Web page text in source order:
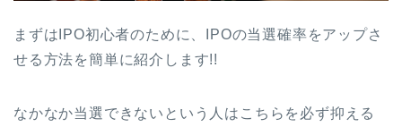
まずはIPO初心者のために、IPOの当選確率をアップさ
せる方法を簡単に紹介します!!
なかなか当選できないという人はこちらを必ず抑える